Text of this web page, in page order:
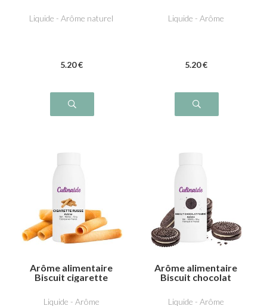
Liquide - Arôme naturel
5.20 €
Liquide - Arôme
5.20 €
Arôme alimentaire
Biscuit cigarette
Liquide - Arôme
Arôme alimentaire
Biscuit chocolat
Liquide - Arôme